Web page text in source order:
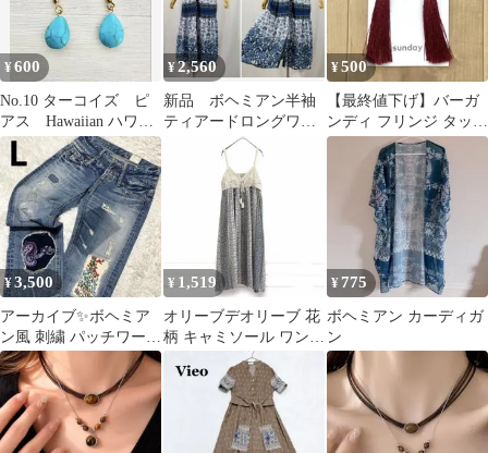
ドルマン
¥600
No.10 ターコイズ ピ
アス Hawaiian ハワ
イ ボヘミアン エス
ニック
¥2,560
新品 ボヘミアン半袖
ティアードロングワン
ピース マキシ丈 ブ
ルー 羽織り 花柄
¥500
【最終値下げ】バーガ
ンディ フリンジ タッセ
ル ピアス ボヘミアン
¥3,500
アーカイブ✨ボヘミア
ン風 刺繍 パッチワーク
デニム L ダブルウエス
ト y2k
¥ 1,519
オリーブデオリーブ 花
柄 キャミソール ワンピ
ース レース ボヘミアン
レトロ
¥775
ボヘミアン カーディガ
ン